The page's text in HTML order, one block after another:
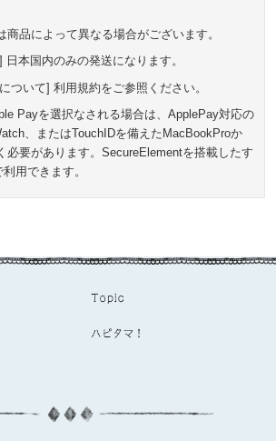
品によって異なる場合がございます。
本国内のみの発送になります。
ついて] 利用規約をご参照ください。
Payを選択なされる場合は、ApplePay対応の
、またはTouchIDを備えたMacBookProか
必要があります。SecureElementを搭載したす
用できます。